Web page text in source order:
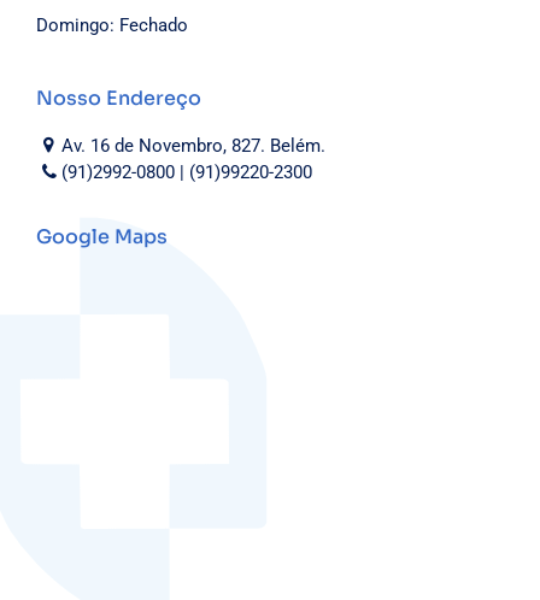
Domingo: Fechado
Nosso Endereço
Av. 16 de Novembro, 827. Belém.
(91)2992-0800 | (91)99220-2300
Google Maps